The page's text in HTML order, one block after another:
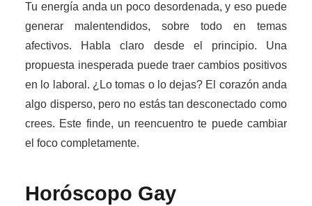
Tu energía anda un poco desordenada, y eso puede
generar malentendidos, sobre todo en temas
afectivos. Habla claro desde el principio. Una
propuesta inesperada puede traer cambios positivos
en lo laboral. ¿Lo tomas o lo dejas? El corazón anda
algo disperso, pero no estás tan desconectado como
crees. Este finde, un reencuentro te puede cambiar
el foco completamente.
Horóscopo Gay